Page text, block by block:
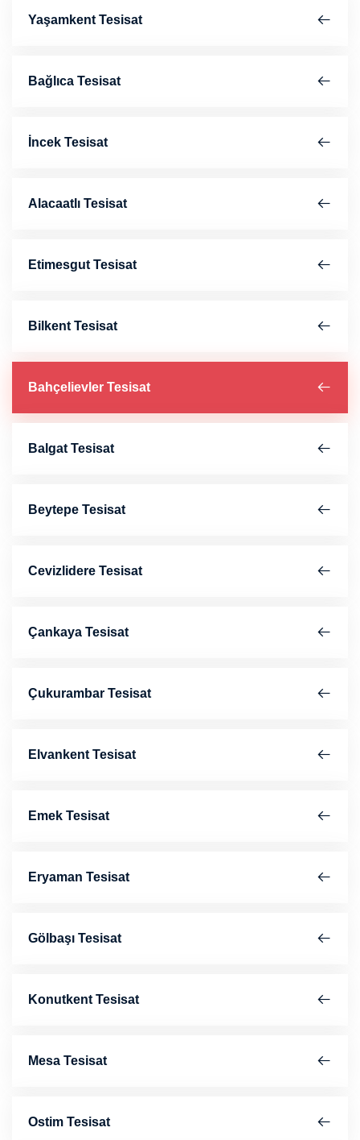
Yaşamkent Tesisat
Bağlıca Tesisat
İncek Tesisat
Alacaatlı Tesisat
Etimesgut Tesisat
Bilkent Tesisat
Bahçelievler Tesisat
Balgat Tesisat
Beytepe Tesisat
Cevizlidere Tesisat
Çankaya Tesisat
Çukurambar Tesisat
Elvankent Tesisat
Emek Tesisat
Eryaman Tesisat
Gölbaşı Tesisat
Konutkent Tesisat
Mesa Tesisat
Ostim Tesisat